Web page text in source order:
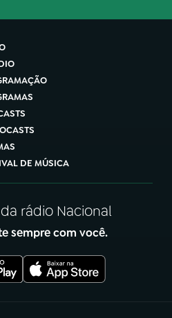
DE MÚSICA
rádio Nacional
sempre com você.